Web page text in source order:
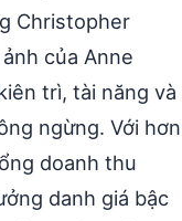
Christopher
của Anne
trì, tài năng và
ngừng. Với hơn
doanh thu
danh giá bậc